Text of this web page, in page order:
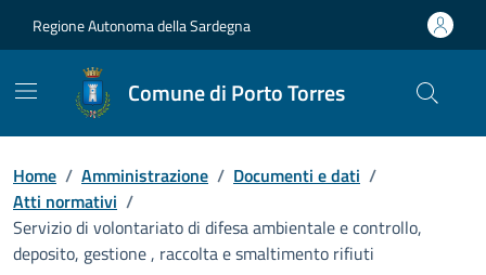
Regione Autonoma della Sardegna
Comune di Porto Torres
Home / Amministrazione / Documenti e dati /
Atti normativi /
Servizio di volontariato di difesa ambientale e controllo,
deposito, gestione , raccolta e smaltimento rifiuti